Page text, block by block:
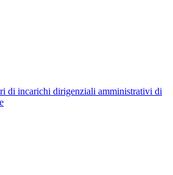
di incarichi dirigenziali amministrativi di